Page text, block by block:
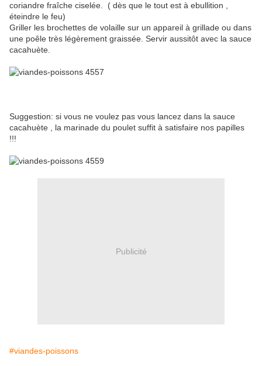
coriandre fraîche ciselée. ( dès que le tout est à ebullition ,
éteindre le feu)
Griller les brochettes de volaille sur un appareil à grillade ou dans
une poêle très légèrement graissée. Servir aussitôt avec la sauce
cacahuète.
Suggestion: si vous ne voulez pas vous lancez dans la sauce
cacahuète , la marinade du poulet suffit à satisfaire nos papilles
!!!
Publicité
#viandes-poissons